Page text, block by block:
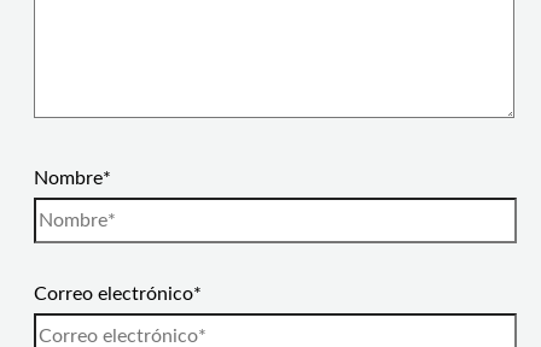
Nombre*
Correo electrónico*